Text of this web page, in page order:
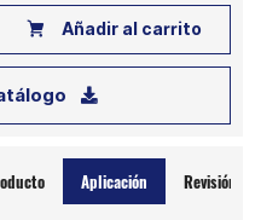
Añadir al carrito
Aplicación Revisión